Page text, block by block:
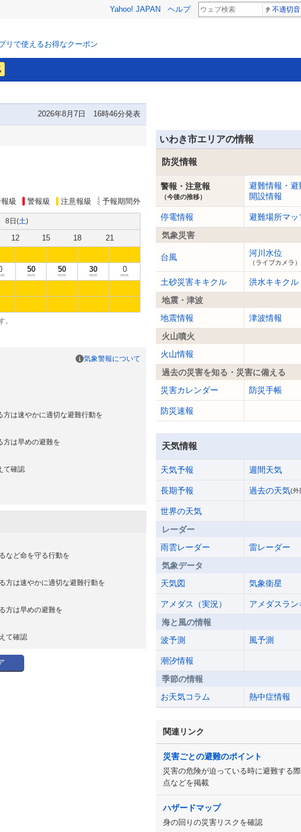
Yahoo! JAPAN ヘルプ 不適切
リで使えるお得なクーポン
2026年8月7日 16時46分発表
級 警報級 注意報級 予報期間外
8日(土)
12 15 18
21
50
mm
50
mm
30
mm
0
mm
方は速やかに適切な避難行動を
方は早めの避難を
て確認
気象警報について
など命を守る行動を
方は速やかに適切な避難行動を
方は早めの避難を
て確認
いわき市エリアの情報
防災情報
警報・注意報
（今後の推移）
避難情報・避
開設情報
停電情報
避難場所マッ
気象災害
台風 河川水位
（ライブカメラ）
土砂災害キキクル
洪水キキクル
地震・津波
地震情報
津波情報
火山噴火
火山情報
過去の災害を知る・災害に備える
災害カレンダー
防災手帳
防災速報
天気情報
天気予報 週間天気
長期予報 過去の天気(外
世界の天気
レーダー
雨雲レーダー
雷レーダー
気象データ
天気図
気象衛星
アメダス（実況）
アメダスラン
海と風の情報
波予測
風予測
潮汐情報
季節の情報
お天気コラム
熱中症情報
関連リンク
災害ごとの避難のポイント
災害の危険が迫っている時に避難する
点などを掲載
ハザードマップ
身の回りの災害リスクを確認